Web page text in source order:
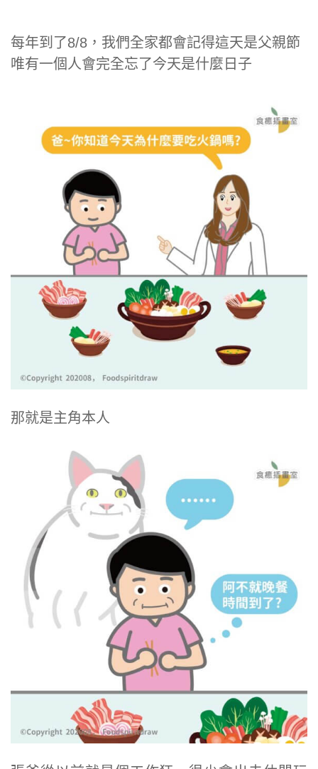
每年到了8/8，我們全家都會記得這天是父親節
唯有一個人會完全忘了今天是什麼日子
那就是主角本人